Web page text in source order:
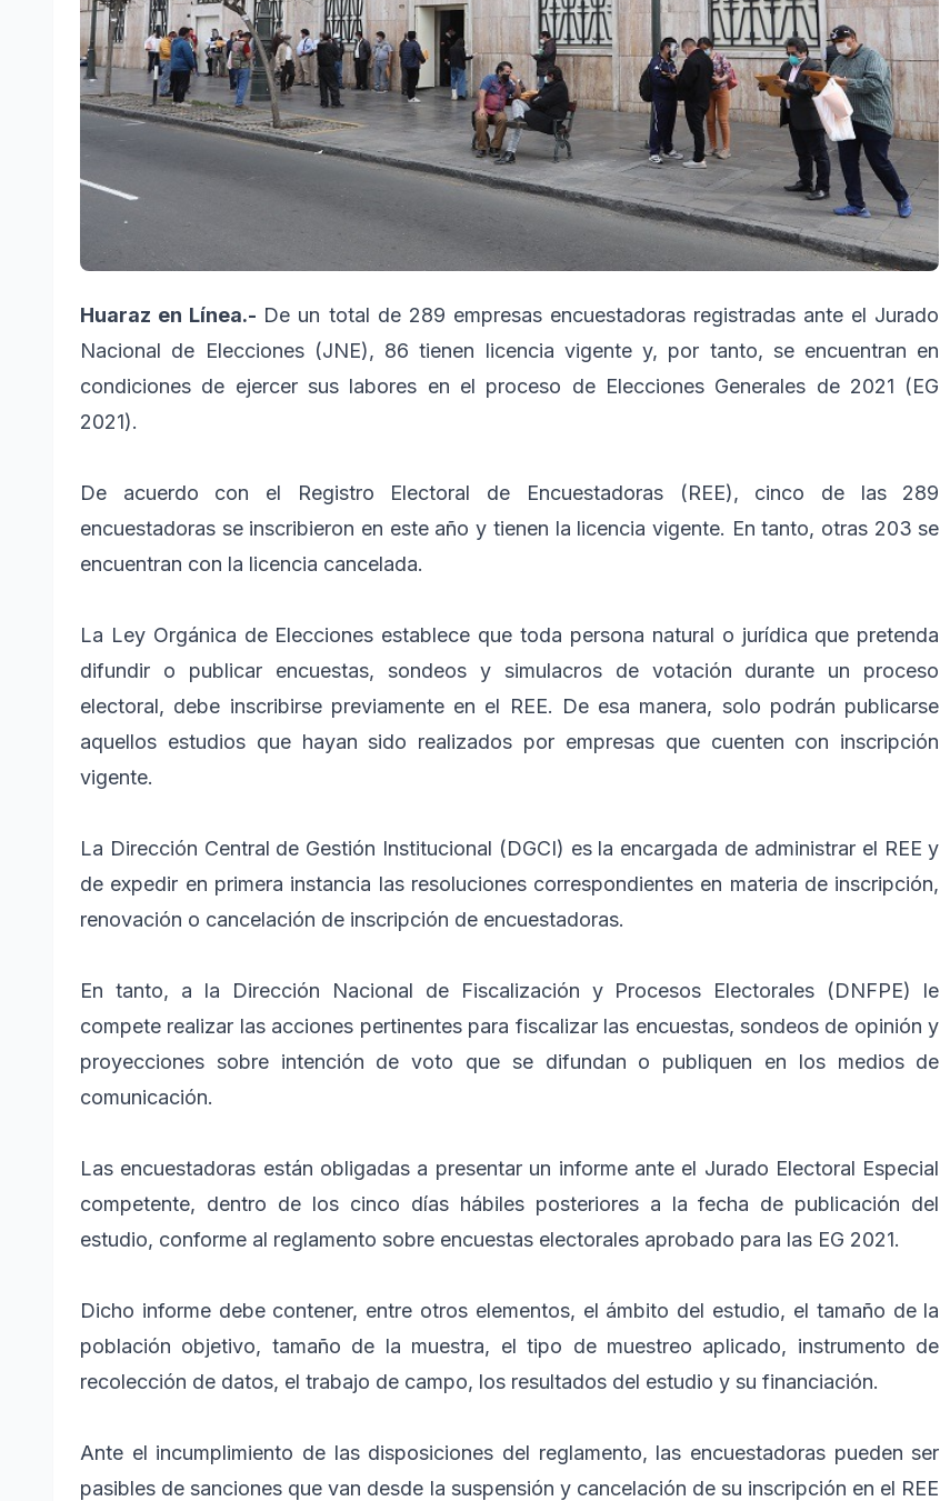
Huaraz en Línea.- De un total de 289 empresas encuestadoras registradas ante el Jurado
Nacional de Elecciones (JNE), 86 tienen licencia vigente y, por tanto, se encuentran en
condiciones de ejercer sus labores en el proceso de Elecciones Generales de 2021 (EG
2021).
De acuerdo con el Registro Electoral de Encuestadoras (REE), cinco de las 289
encuestadoras se inscribieron en este año y tienen la licencia vigente. En tanto, otras 203 se
encuentran con la licencia cancelada.
La Ley Orgánica de Elecciones establece que toda persona natural o jurídica que pretenda
difundir o publicar encuestas, sondeos y simulacros de votación durante un proceso
electoral, debe inscribirse previamente en el REE. De esa manera, solo podrán publicarse
aquellos estudios que hayan sido realizados por empresas que cuenten con inscripción
vigente.
La Dirección Central de Gestión Institucional (DGCI) es la encargada de administrar el REE y
de expedir en primera instancia las resoluciones correspondientes en materia de inscripción,
renovación o cancelación de inscripción de encuestadoras.
En tanto, a la Dirección Nacional de Fiscalización y Procesos Electorales (DNFPE) le
compete realizar las acciones pertinentes para fiscalizar las encuestas, sondeos de opinión y
proyecciones sobre intención de voto que se difundan o publiquen en los medios de
comunicación.
Las encuestadoras están obligadas a presentar un informe ante el Jurado Electoral Especial
competente, dentro de los cinco días hábiles posteriores a la fecha de publicación del
estudio, conforme al reglamento sobre encuestas electorales aprobado para las EG 2021.
Dicho informe debe contener, entre otros elementos, el ámbito del estudio, el tamaño de la
población objetivo, tamaño de la muestra, el tipo de muestreo aplicado, instrumento de
recolección de datos, el trabajo de campo, los resultados del estudio y su financiación.
Ante el incumplimiento de las disposiciones del reglamento, las encuestadoras pueden ser
pasibles de sanciones que van desde la suspensión y cancelación de su inscripción en el REE